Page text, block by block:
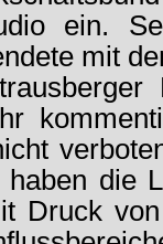
ein.
mit
die
Druck